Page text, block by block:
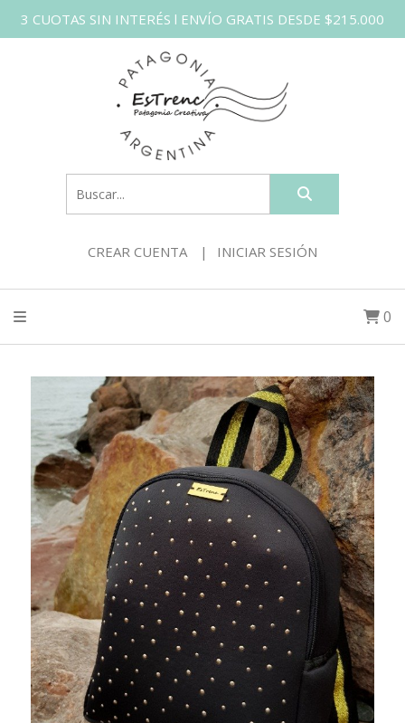
3 CUOTAS SIN INTERÉS l ENVÍO GRATIS DESDE $215.000
CREAR CUENTA INICIAR SESIÓN
0